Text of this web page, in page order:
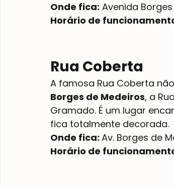
Onde fica:
Horário de
Rua Coberta
A famosa Rua Coberta
Borges de Medeiros, a
Gramado. É um lugar
fica totalmente decorada.
Onde fica:
Horário de